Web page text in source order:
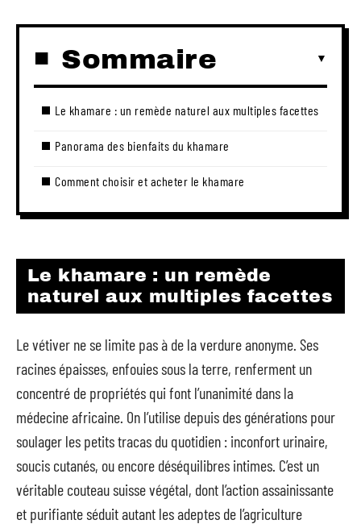
Sommaire
Le khamare : un remède naturel aux multiples facettes
Panorama des bienfaits du khamare
Comment choisir et acheter le khamare
Le khamare : un remède
naturel aux multiples facettes
Le vétiver ne se limite pas à de la verdure anonyme. Ses
racines épaisses, enfouies sous la terre, renferment un
concentré de propriétés qui font l’unanimité dans la
médecine africaine. On l’utilise depuis des générations pour
soulager les petits tracas du quotidien : inconfort urinaire,
soucis cutanés, ou encore déséquilibres intimes. C’est un
véritable couteau suisse végétal, dont l’action assainissante
et purifiante séduit autant les adeptes de l’agriculture